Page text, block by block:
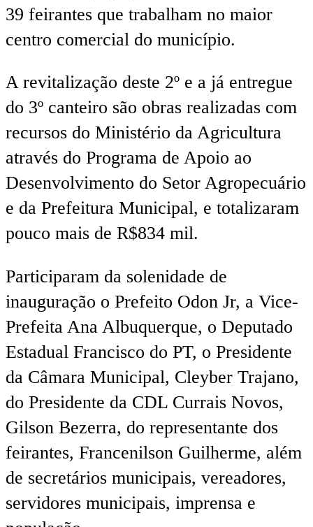
39 feirantes que trabalham no maior
centro comercial do município.
A revitalização deste 2º e a já entregue
do 3º canteiro são obras realizadas com
recursos do Ministério da Agricultura
através do Programa de Apoio ao
Desenvolvimento do Setor Agropecuário
e da Prefeitura Municipal, e totalizaram
pouco mais de R$834 mil.
Participaram da solenidade de
inauguração o Prefeito Odon Jr, a Vice-
Prefeita Ana Albuquerque, o Deputado
Estadual Francisco do PT, o Presidente
da Câmara Municipal, Cleyber Trajano,
do Presidente da CDL Currais Novos,
Gilson Bezerra, do representante dos
feirantes, Francenilson Guilherme, além
de secretários municipais, vereadores,
servidores municipais, imprensa e